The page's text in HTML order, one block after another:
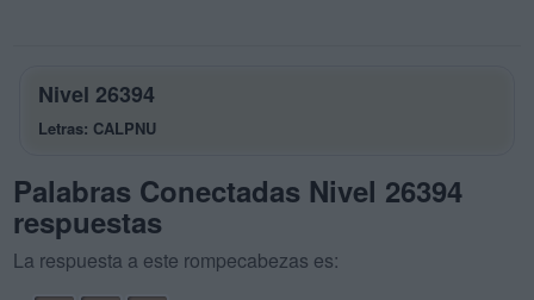
Nivel 26394
Letras: CALPNU
Palabras Conectadas Nivel 26394
respuestas
La respuesta a este rompecabezas es: